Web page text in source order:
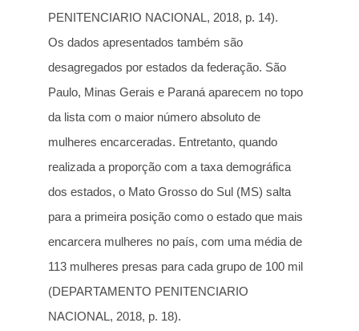
PENITENCIARIO NACIONAL, 2018, p. 14).
Os dados apresentados também são
desagregados por estados da federação. São
Paulo, Minas Gerais e Paraná aparecem no topo
da lista com o maior número absoluto de
mulheres encarceradas. Entretanto, quando
realizada a proporção com a taxa demográfica
dos estados, o Mato Grosso do Sul (MS) salta
para a primeira posição como o estado que mais
encarcera mulheres no país, com uma média de
113 mulheres presas para cada grupo de 100 mil
(DEPARTAMENTO PENITENCIARIO
NACIONAL, 2018, p. 18).